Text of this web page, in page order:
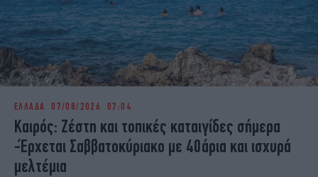
ΕΛΛΑΔΑ 07/08/2026 07:04
Καιρός: Ζέστη και τοπικές καταιγίδες σήμερα
-Έρχεται Σαββατοκύριακο με 40άρια και ισχυρά
μελτέμια